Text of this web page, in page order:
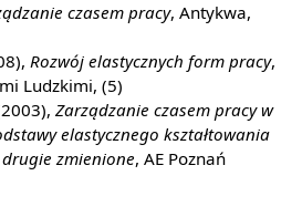
czasem pracy, Antykwa,
Rozwój elastycznych form pracy,
Ludzkimi, (5)
Zarządzanie czasem pracy w
elastycznego kształtowania
zmienione, AE Poznań